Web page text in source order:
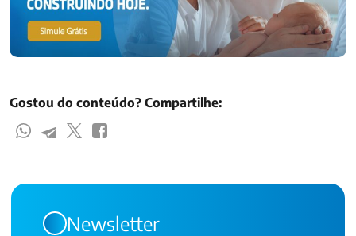
Gostou do conteúdo? Compartilhe:
Newsletter